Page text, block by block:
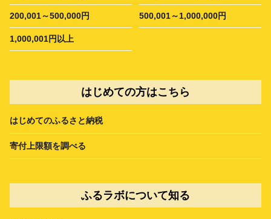
200,001～500,000円 500,001～1,000,000円
1,000,001円以上
はじめての方はこちら
はじめてのふるさと納税
寄付上限額を調べる
ふるラボについて知る